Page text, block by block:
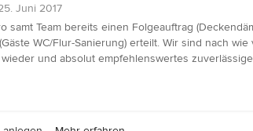
Juni 2017
samt Team bereits einen Folgeauftrag
WC/Flur-Sanierung) erteilt. Wir sind nach
und absolut empfehlenswertes